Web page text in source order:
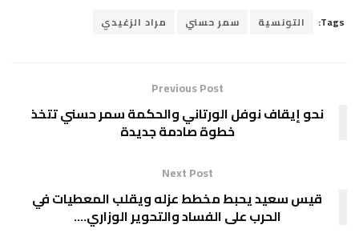
Tags: التونسية سمر حسني مراد الزغيدي
Previous Post
نحو إيقاف نوفل الورتاني والحكمة سمر حسني تتخذ
خطوة صادمة جديدة
Next Post
قيس سعيد يحبط مخطط عزله ويقلب المعطيات في
الحرب على الفساد والتحوير الوزاري….